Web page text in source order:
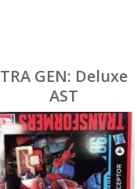
TRA GEN: Deluxe
AST